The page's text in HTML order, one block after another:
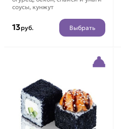
соусы, кунжут
13руб. Выбрать